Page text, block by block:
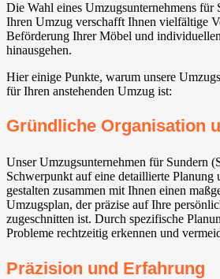
Die Wahl eines Umzugsunternehmens für
Ihren Umzug verschafft Ihnen vielfältige
Beförderung Ihrer Möbel und
hinausgehen.
Hier einige Punkte, warum unsere
für Ihren anstehenden Umzug ist:
Gründliche Organisation
Unser Umzugsunternehmen für Sundern
Schwerpunkt auf eine detaillierte Planung
gestalten zusammen mit Ihnen einen
Umzugsplan, der präzise auf Ihre
zugeschnitten ist. Durch spezifische
Probleme rechtzeitig erkennen und
Präzision und Erfahrung